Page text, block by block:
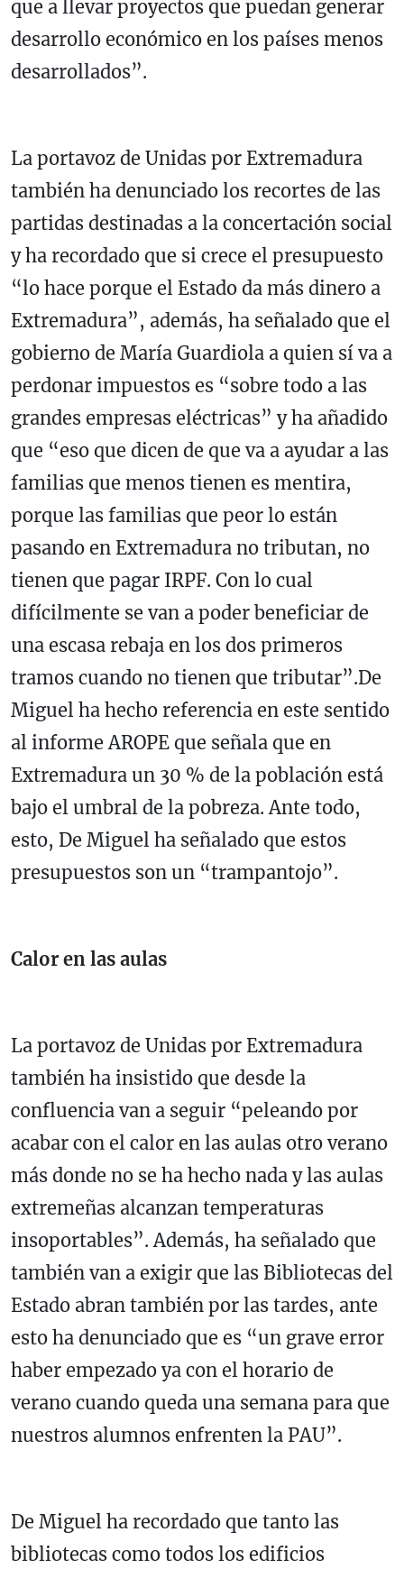
que a llevar proyectos que puedan generar
desarrollo económico en los países menos
desarrollados”.
La portavoz de Unidas por Extremadura
también ha denunciado los recortes de las
partidas destinadas a la concertación social
y ha recordado que si crece el presupuesto
“lo hace porque el Estado da más dinero a
Extremadura”, además, ha señalado que el
gobierno de María Guardiola a quien sí va a
perdonar impuestos es “sobre todo a las
grandes empresas eléctricas” y ha añadido
que “eso que dicen de que va a ayudar a las
familias que menos tienen es mentira,
porque las familias que peor lo están
pasando en Extremadura no tributan, no
tienen que pagar IRPF. Con lo cual
difícilmente se van a poder beneficiar de
una escasa rebaja en los dos primeros
tramos cuando no tienen que tributar”.De
Miguel ha hecho referencia en este sentido
al informe AROPE que señala que en
Extremadura un 30 % de la población está
bajo el umbral de la pobreza. Ante todo,
esto, De Miguel ha señalado que estos
presupuestos son un “trampantojo”.
Calor en las aulas
La portavoz de Unidas por Extremadura
también ha insistido que desde la
confluencia van a seguir “peleando por
acabar con el calor en las aulas otro verano
más donde no se ha hecho nada y las aulas
extremeñas alcanzan temperaturas
insoportables”. Además, ha señalado que
también van a exigir que las Bibliotecas del
Estado abran también por las tardes, ante
esto ha denunciado que es “un grave error
haber empezado ya con el horario de
verano cuando queda una semana para que
nuestros alumnos enfrenten la PAU”.
De Miguel ha recordado que tanto las
bibliotecas como todos los edificios